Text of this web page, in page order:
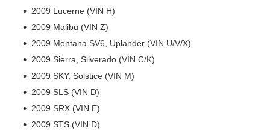
2009 Lucerne (VIN H)
2009 Malibu (VIN Z)
2009 Montana SV6, Uplander (VIN U/V/X)
2009 Sierra, Silverado (VIN C/K)
2009 SKY, Solstice (VIN M)
2009 SLS (VIN D)
2009 SRX (VIN E)
2009 STS (VIN D)